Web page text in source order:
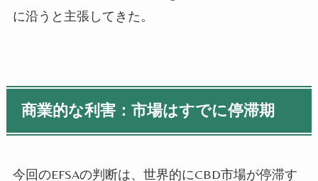
に沿うと主張してきた。
商業的な利害：市場はすでに停滞期
今回のEFSAの判断は、世界的にCBD市場が停滞す